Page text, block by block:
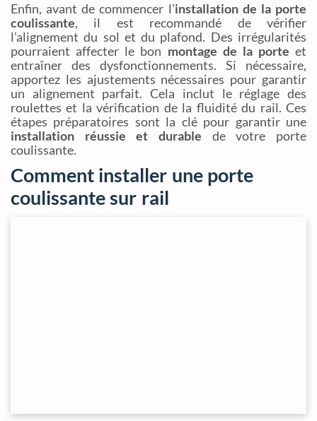
Enfin, avant de commencer l’installation de la porte
coulissante, il est recommandé de vérifier
l’alignement du sol et du plafond. Des irrégularités
pourraient affecter le bon montage de la porte et
entraîner des dysfonctionnements. Si nécessaire,
apportez les ajustements nécessaires pour garantir
un alignement parfait. Cela inclut le réglage des
roulettes et la vérification de la fluidité du rail. Ces
étapes préparatoires sont la clé pour garantir une
installation réussie et durable de votre porte
coulissante.
Comment installer une porte
coulissante sur rail